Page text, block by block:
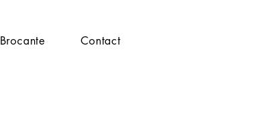
Brocante Contact